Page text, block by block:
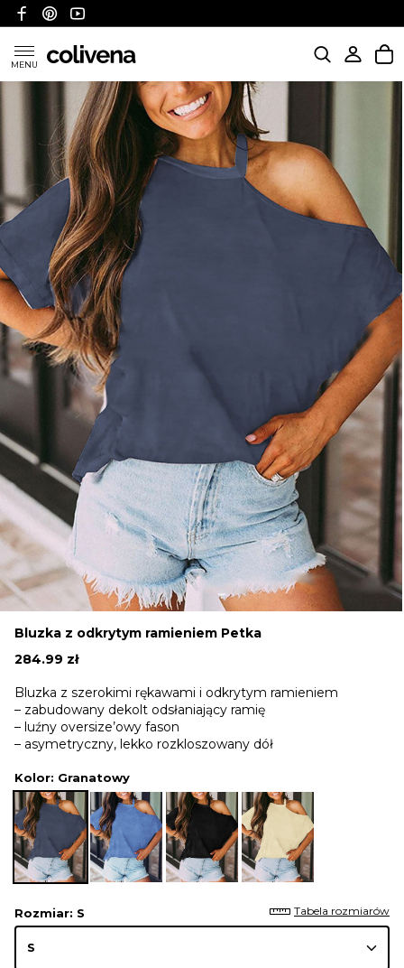
MENU
KATEGORIE
POLITYKA WYSYŁKI
POLITYKA ZWROTÓW I REFUNDACJI
O NAS
KONTAKT
Bluzka z odkrytym ramieniem Petka
284.99 zł
Bluzka z szerokimi rękawami i odkrytym ramieniem
– zabudowany dekolt odsłaniający ramię
– luźny oversize’owy fason
– asymetryczny, lekko rozkloszowany dół
Kolor: Granatowy
Rozmiar: S Tabela rozmiarów